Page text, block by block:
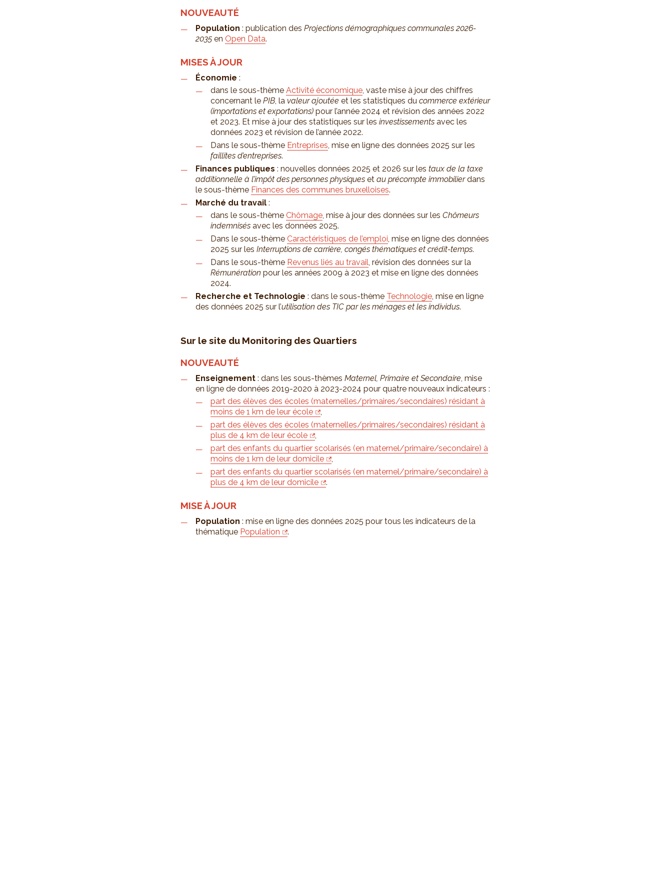
NOUVEAUTÉ
Population : publication des Projections démographiques communales 2026-
2035 en Open Data.
MISES À JOUR
Économie :
dans le sous-thème Activité économique, vaste mise à jour des chiffres
concernant le PIB, la valeur ajoutée et les statistiques du commerce extérieur
(importations et exportations) pour l’année 2024 et révision des années 2022
et 2023. Et mise à jour des statistiques sur les investissements avec les
données 2023 et révision de l’année 2022.
Dans le sous-thème Entreprises, mise en ligne des données 2025 sur les
faillites d’entreprises.
Finances publiques : nouvelles données 2025 et 2026 sur les taux de la taxe
additionnelle à l’impôt des personnes physiques et au précompte immobilierdans
le sous-thème Finances des communes bruxelloises.
Marché du travail :
dans le sous-thème Chômage, mise à jour des données sur les Chômeurs
indemnisés avec les données 2025.
Dans le sous-thème Caractéristiques de l’emploi, mise en ligne des données
2025 sur les Interruptions de carrière, congés thématiques et crédit-temps.
Dans le sous-thème Revenus liés au travail, révision des données sur la
Rémunération pour les années 2009 à 2023 et mise en ligne des données
2024.
Recherche et Technologie : dans le sous-thème Technologie, mise en ligne
des données 2025 sur l’utilisation des TIC par les ménages et les individus.
Sur le site du Monitoring des Quartiers
NOUVEAUTÉ
Enseignement : dans les sous-thèmes Maternel, Primaire et Secondaire, mise
en ligne de données 2019-2020 à 2023-2024 pour quatre nouveaux indicateurs :
part des élèves des écoles (maternelles/primaires/secondaires) résidant à
moins de 1 km de leur école
,
part des élèves des écoles (maternelles/primaires/secondaires) résidant à
plus de 4 km de leur école
,
part des enfants du quartier scolarisés (en maternel/primaire/secondaire) à
moins de 1 km de leur domicile
,
part des enfants du quartier scolarisés (en maternel/primaire/secondaire) à
plus de 4 km de leur domicile
.
MISE À JOUR
Population : mise en ligne des données 2025 pour tous les indicateurs de la
thématique Population .